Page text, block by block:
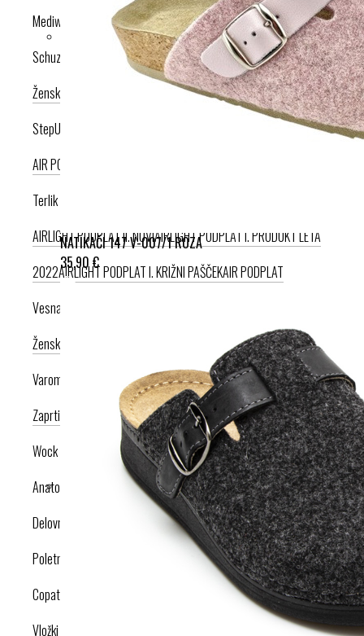
NATIKAČI 147 V-007/1 ROZA
35,90 €
Mediwalk
Schuzz
Ženska kolekcija
Moška kolekcija
StepUp
AIR PODPLAT
Terlik Sabo
AIRLIGHT PODPLAT II. NOVIAIRLIGHT PODPLAT I. PRODUKT LETA
2022AIRLIGHT PODPLAT I. KRIŽNI PAŠČEKAIR PODPLAT
Vesna anatomic
Ženska kolekcija
Varomed
Zaprti modeli
Odprti modeliNogaviceDodatki
Wock
Anatomska obutev
Delovna obutev s certifikatom
Poletna obutev
Copati
Vložki in dodatki